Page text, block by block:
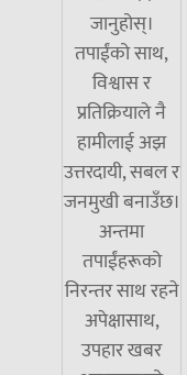
जानुहोस्।
तपाईंको साथ,
विश्वास र
प्रतिक्रियाले नै
हामीलाई अझ
उत्तरदायी, सबल र
जनमुखी बनाउँछ।
अन्तमा
तपाईंहरूको
निरन्तर साथ रहने
अपेक्षासाथ,
उपहार खबर